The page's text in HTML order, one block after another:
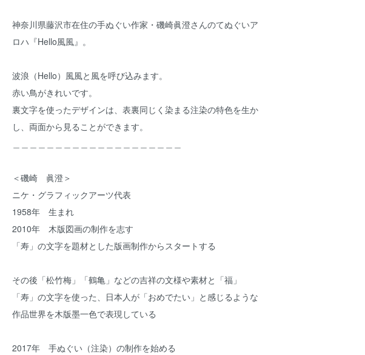
神奈川県藤沢市在住の手ぬぐい作家・磯崎眞澄さんのてぬぐいア
ロハ『Hello風風』。
波浪（Hello）風風と風を呼び込みます。
赤い鳥がきれいです。
裏文字を使ったデザインは、表裏同じく染まる注染の特色を生か
し、両面から見ることができます。
＜磯崎 眞澄＞
ニケ・グラフィックアーツ代表
1958年 生まれ
2010年 木版図画の制作を志す
「寿」の文字を題材とした版画制作からスタートする
その後「松竹梅」「鶴亀」などの吉祥の文様や素材と「福」
「寿」の文字を使った、日本人が「おめでたい」と感じるような
作品世界を木版墨一色で表現している
2017年 手ぬぐい（注染）の制作を始める